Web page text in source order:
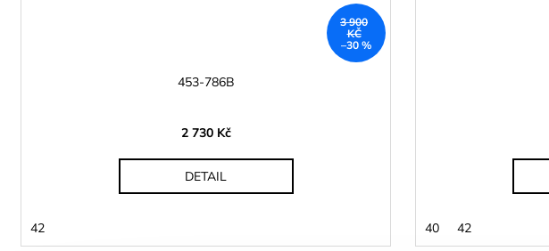
3 900
KČ
–30 %
453-786B
2 730 Kč
DETAIL
42 40 42